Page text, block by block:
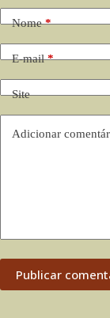
Nome*
E-mail*
Site
Adicionar
Publicar